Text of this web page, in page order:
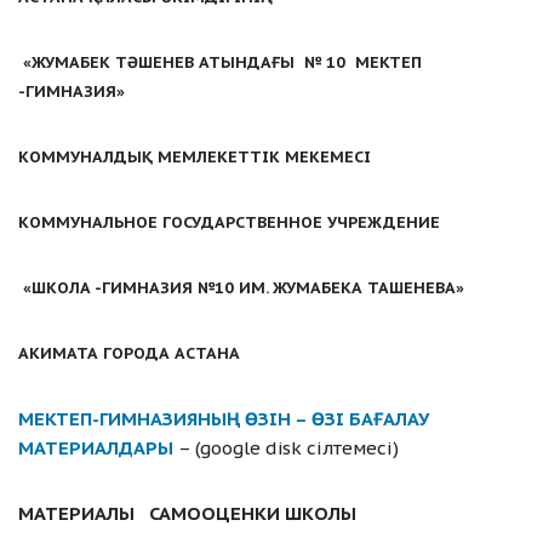
«ЖУМАБЕК ТӘШЕНЕВ АТЫНДАҒЫ № 10 МЕКТЕП
-ГИМНАЗИЯ»
КОММУНАЛДЫҚ МЕМЛЕКЕТТІК МЕКЕМЕСІ
КОММУНАЛЬНОЕ ГОСУДАРСТВЕННОЕ УЧРЕЖДЕНИЕ
«ШКОЛА -ГИМНАЗИЯ №10 ИМ. ЖУМАБЕКА ТАШЕНЕВА»
АКИМАТА ГОРОДА АСТАНА
МЕКТЕП-ГИМНАЗИЯНЫҢ ӨЗІН – ӨЗІ БАҒАЛАУ
МАТЕРИАЛДАРЫ – (google disk сілтемесі)
МАТЕРИАЛЫ САМООЦЕНКИ ШКОЛЫ